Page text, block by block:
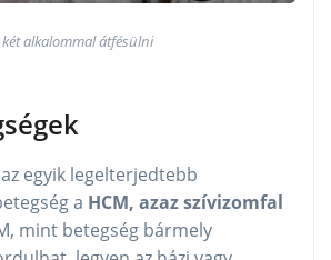
alkalommal átfésülni
egyik legelterjedtebb
a HCM, azaz szívizomfal
mint betegség bármely